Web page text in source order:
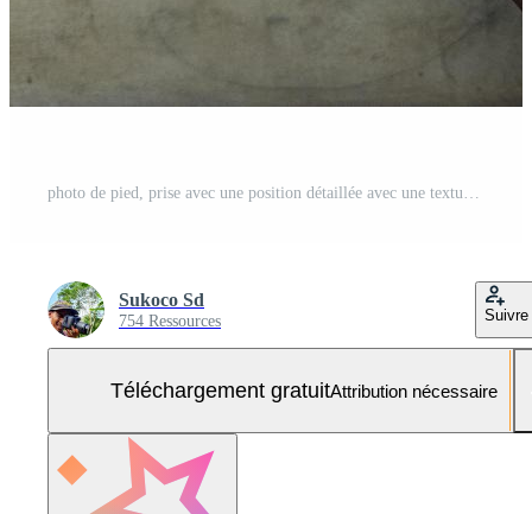
photo de pied, prise avec une position détaillée avec une texture de peau naturelle Photo Gratuite
Sukoco Sd
754 Ressources Suivre
Téléchargement gratuitAttribution nécessaire